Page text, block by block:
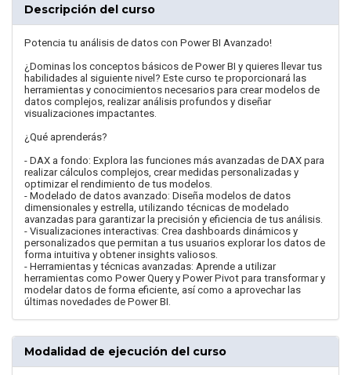
Descripción del curso
Potencia tu análisis de datos con Power BI Avanzado!
¿Dominas los conceptos básicos de Power BI y quieres llevar tus
habilidades al siguiente nivel? Este curso te proporcionará las
herramientas y conocimientos necesarios para crear modelos de
datos complejos, realizar análisis profundos y diseñar
visualizaciones impactantes.
¿Qué aprenderás?
- DAX a fondo: Explora las funciones más avanzadas de DAX para
realizar cálculos complejos, crear medidas personalizadas y
optimizar el rendimiento de tus modelos.
- Modelado de datos avanzado: Diseña modelos de datos
dimensionales y estrella, utilizando técnicas de modelado
avanzadas para garantizar la precisión y eficiencia de tus análisis.
- Visualizaciones interactivas: Crea dashboards dinámicos y
personalizados que permitan a tus usuarios explorar los datos de
forma intuitiva y obtener insights valiosos.
- Herramientas y técnicas avanzadas: Aprende a utilizar
herramientas como Power Query y Power Pivot para transformar y
modelar datos de forma eficiente, así como a aprovechar las
últimas novedades de Power BI.
Modalidad de ejecución del curso